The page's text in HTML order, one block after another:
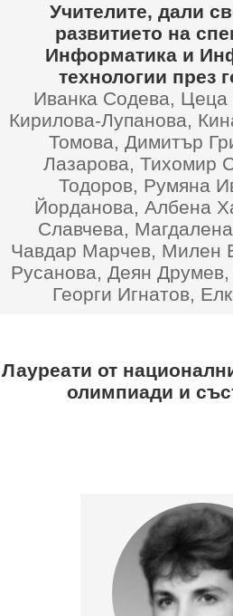
Учителите, дали
развитието на
Информатика и
технологии през
Иванка Содева, Цеца
Кирилова-Лупанова,
Томова, Димитър
Лазарова, Тихомир
Тодоров, Румяна
Йорданова, Албена
Славчева,
Чавдар Марчев, Милен
Русанова, Деян
Георги Игнатов,
Лауреати от
олимпиади и